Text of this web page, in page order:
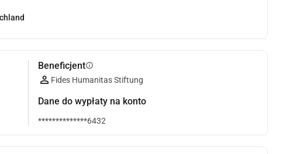
Beneficjentinfo
Fides Humanitas Stiftung
Dane do wypłaty na konto
**************6432